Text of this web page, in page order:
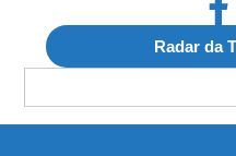
Radar da
for: